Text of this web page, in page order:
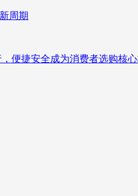
周期
便捷安全成为消费者选购核